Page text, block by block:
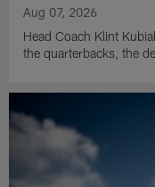
Aug 07, 2026
Head Coach Klint
the quarterbacks, the